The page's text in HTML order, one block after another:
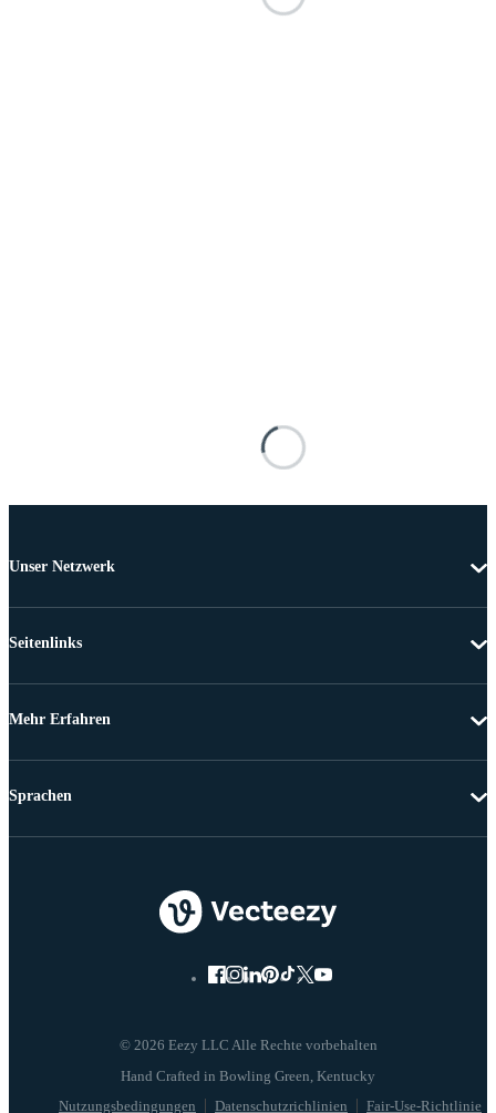
Unser Netzwerk
Seitenlinks
Mehr Erfahren
© 2026 Eezy LLC Alle Rechte vorbehalten
Nutzungsbedingungen Datenschutzrichlinien Fair-Use-Richtlinie
Sprachen